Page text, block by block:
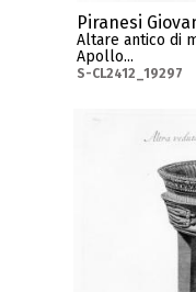
Piranesi
Altare antico di
Apollo...
S-CL2412_19297